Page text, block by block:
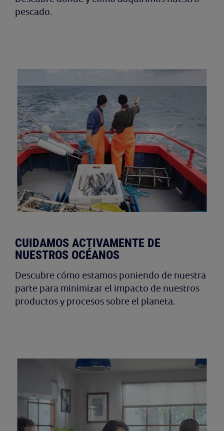
pescado.
CUIDAMOS ACTIVAMENTE DE
NUESTROS OCÉANOS
Descubre cómo estamos poniendo de nuestra
parte para minimizar el impacto de nuestros
productos y procesos sobre el planeta.